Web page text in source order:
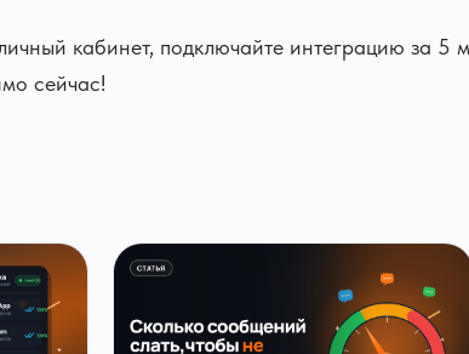
кабинет, подключайте интеграцию за 5
сейчас!